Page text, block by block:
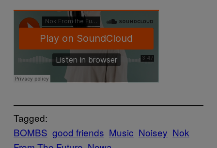
Tagged:
BOMBS good friends Music Noisey Nok